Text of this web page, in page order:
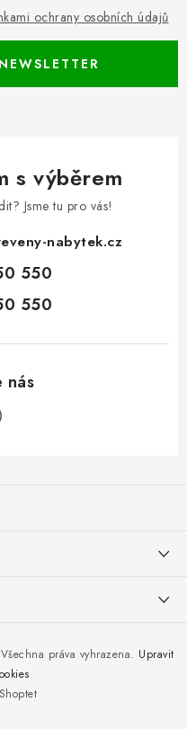
ochrany osobních údajů
s výběrem
Jsme tu pro vás!
nabytek.cz
550
550
práva vyhrazena. Upravit